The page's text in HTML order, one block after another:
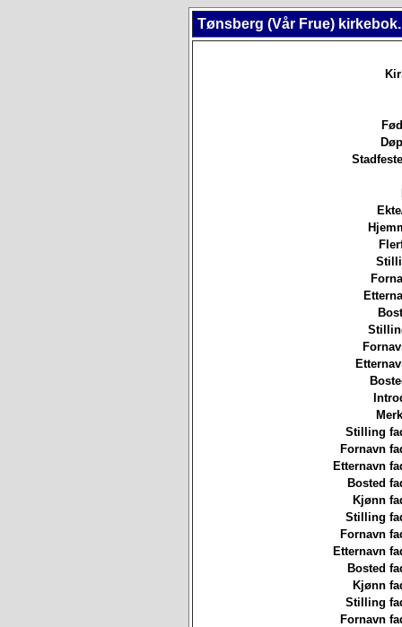
Tønsberg (Vår Frue)
Stilling
Fornavn
Etternavn
Bosted
Kjønn
Stilling
Fornavn
Etternavn
Bosted
Kjønn
Stilling
Fornavn